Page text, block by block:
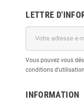
LETTRE
Vous pouvez vous
conditions
INFORMATION